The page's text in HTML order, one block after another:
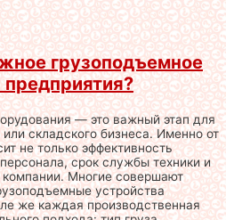
грузоподъемное
— это важный этап для
складского бизнеса. Именно от
не только эффективность
срок службы техники и
Многие совершают
устройства
же каждая производственная